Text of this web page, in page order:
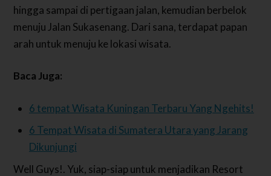
hingga sampai di pertigaan jalan, kemudian berbelok
menuju Jalan Sukasenang. Dari sana, terdapat papan
arah untuk menuju ke lokasi wisata.
Baca Juga:
6 tempat Wisata Kuningan Terbaru Yang Ngehits!
6 Tempat Wisata di Sumatera Utara yang Jarang
Dikunjungi
Well Guys!. Yuk, siap-siap untuk menjadikan Resort